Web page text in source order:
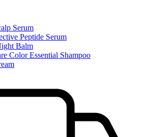
Serum
Peptide Serum
Balm
Color Essential Shampoo